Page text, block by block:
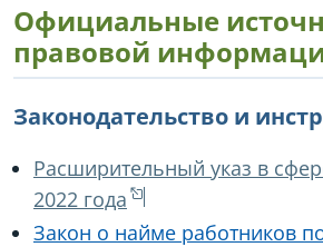
Официальные
правовой
Законодательство и
Расширительный указ в
2022 года
Закон о найме работников